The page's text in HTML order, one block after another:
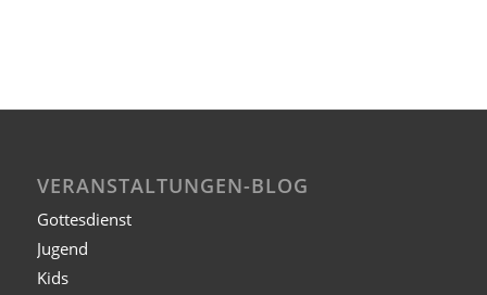
VERANSTALTUNGEN-BLOG
Gottesdienst
Jugend
Kids